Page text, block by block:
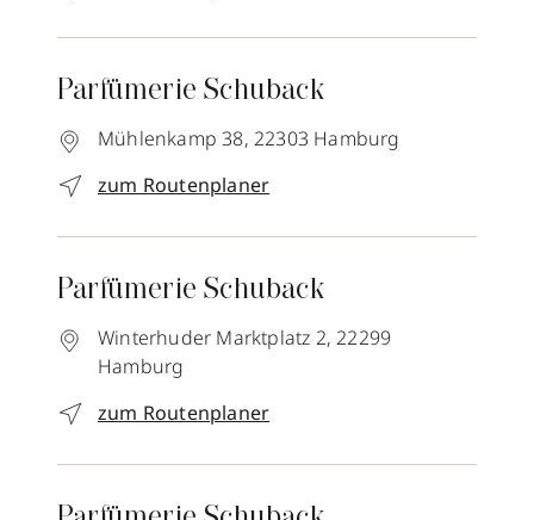
Parfümerie Schuback
Mühlenkamp 38, 22303 Hamburg
zum Routenplaner
Parfümerie Schuback
Winterhuder Marktplatz 2, 22299
Hamburg
zum Routenplaner